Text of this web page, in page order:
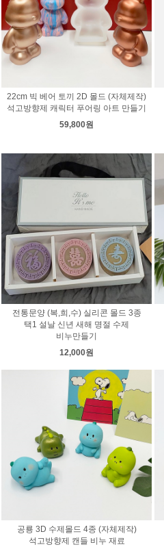
22cm 빅 베어 토끼 2D 몰드 (자체제작)
석고방향제 캐릭터 푸어링 아트 만들기
59,800원
전통문양 (복,희,수) 실리콘 몰드 3종
택1 설날 신년 새해 명절 수제
비누만들기
12,000원
공룡 3D 수제몰드 4종 (자체제작)
석고방향제 캔들 비누 재료